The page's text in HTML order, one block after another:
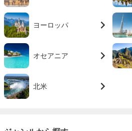
ヨーロッパ
オセアニア
北米